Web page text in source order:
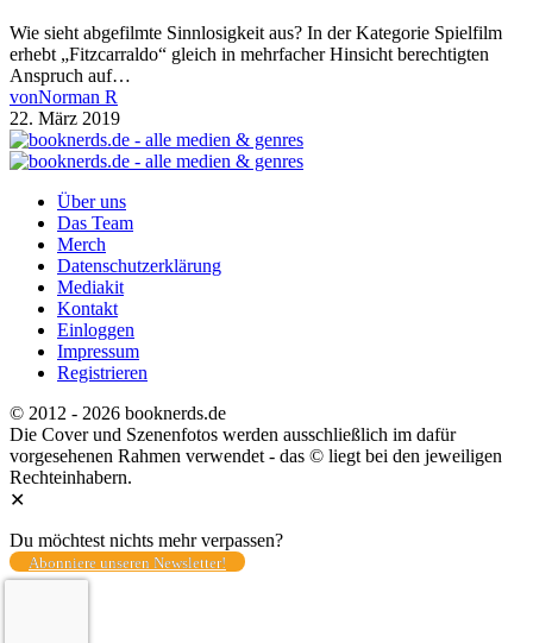
Wie sieht abgefilmte Sinnlosigkeit aus? In der Kategorie Spielfilm
erhebt „Fitzcarraldo“ gleich in mehrfacher Hinsicht berechtigten
Anspruch auf…
vonNorman R
22. März 2019
Über uns
Das Team
Merch
Datenschutzerklärung
Mediakit
Kontakt
Einloggen
Impressum
Registrieren
© 2012 - 2026 booknerds.de
Die Cover und Szenenfotos werden ausschließlich im dafür
vorgesehenen Rahmen verwendet - das © liegt bei den jeweiligen
Rechteinhabern.
✕
Du möchtest nichts mehr verpassen?
Abonniere unseren Newsletter!